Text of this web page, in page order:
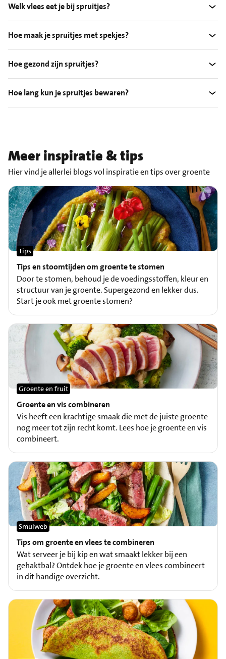
Welk vlees eet je bij spruitjes?
Hoe maak je spruitjes met spekjes?
Hoe gezond zijn spruitjes?
Hoe lang kun je spruitjes bewaren?
Meer inspiratie & tips
Hier vind je allerlei blogs vol inspiratie en tips over groente
Tips en stoomtijden om groente te stomen
Tips
Door te stomen, behoud je de voedingsstoffen, kleur en
structuur van je groente. Supergezond en lekker dus.
Start je ook met groente stomen?
Groente en vis combineren
Groente en fruit
Vis heeft een krachtige smaak die met de juiste groente
nog meer tot zijn recht komt. Lees hoe je groente en vis
combineert.
Tips om groente en vlees te combineren
Smulweb
Wat serveer je bij kip en wat smaakt lekker bij een
gehaktbal? Ontdek hoe je groente en vlees combineert
in dit handige overzicht.